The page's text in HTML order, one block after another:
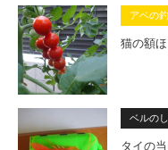
アベの
猫の額
ベルの
タイの